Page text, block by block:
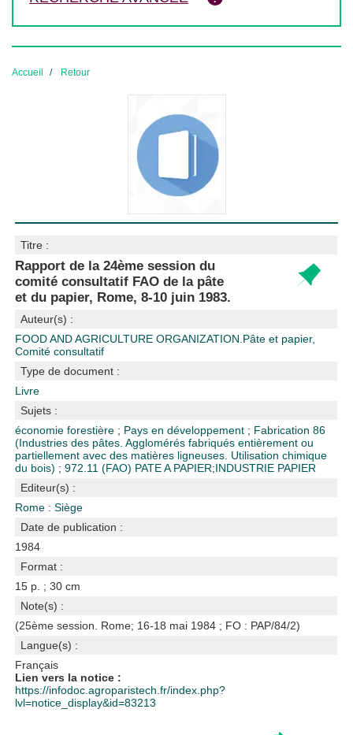
Accueil Retour
Titre :
Rapport de la 24ème session du
comité consultatif FAO de la pâte
et du papier, Rome, 8-10 juin 1983.
Auteur(s) :
FOOD AND AGRICULTURE ORGANIZATION.Pâte et papier,
Comité consultatif
Type de document :
Livre
Sujets :
économie forestière ; Pays en développement ; Fabrication86
(Industries des pâtes. Agglomérés fabriqués entièrement ou
partiellement avec des matières ligneuses. Utilisation chimique
du bois) ;972.11 (FAO) PATE A PAPIER;INDUSTRIE PAPIER
Editeur(s) :
Rome : Siège
Date de publication :
1984
Format :
15 p. ; 30 cm
Note(s) :
(25ème session. Rome; 16-18 mai 1984 ; FO : PAP/84/2)
Langue(s) :
Français
Lien vers la notice :
https://infodoc.agroparistech.fr/index.php?
lvl=notice_display&id=83213